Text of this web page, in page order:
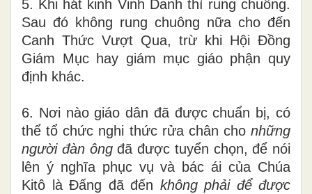
5. Khi hát kinh Vinh Danh thì rung chuông.
Sau đó không rung chuông nữa cho đến
Canh Thức Vượt Qua, trừ khi Hội Đồng
Giám Mục hay giám mục giáo phận quy
định khác.
6. Nơi nào giáo dân đã được chuẩn bị, có
thể tổ chức nghi thức rửa chân cho những
người đàn ôngđã được tuyển chọn, để nói
lên ý nghĩa phục vụ và bác ái của Chúa
Kitô là Đấng đã đến không phải để được